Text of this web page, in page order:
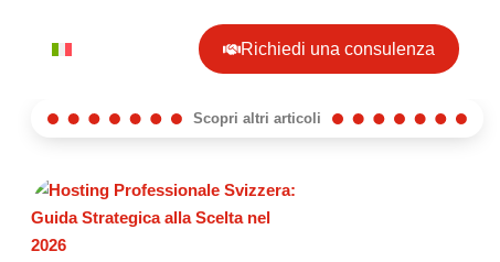
Richiedi una consulenza
Scopri altri articoli